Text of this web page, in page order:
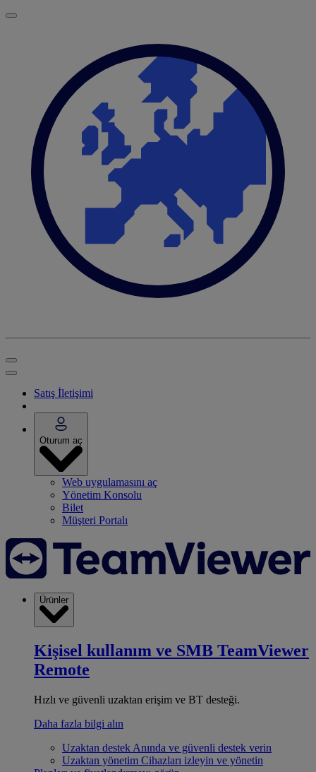
Satış İletişimi
Oturum aç
Web uygulamasını aç
Yönetim Konsolu
Bilet
Müşteri Portalı
Ürünler
Kişisel kullanım ve SMB TeamViewer
Remote
Hızlı ve güvenli uzaktan erişim ve BT desteği.
Daha fazla bilgi alın
Uzaktan destek Anında ve güvenli destek verin
Uzaktan yönetim Cihazları izleyin ve yönetin